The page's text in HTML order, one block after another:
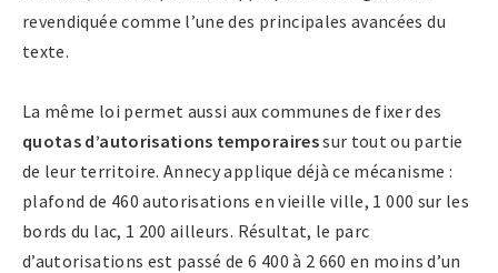
revendiquée comme l’une des principales avancées du
texte.
La même loi permet aussi aux communes de fixer des
quotas d’autorisations temporairessur tout ou partie
de leur territoire. Annecy applique déjà ce mécanisme :
plafond de 460 autorisations en vieille ville, 1 000 sur les
bords du lac, 1 200 ailleurs. Résultat, le parc
d’autorisations est passé de 6 400 à 2 660 en moins d’un